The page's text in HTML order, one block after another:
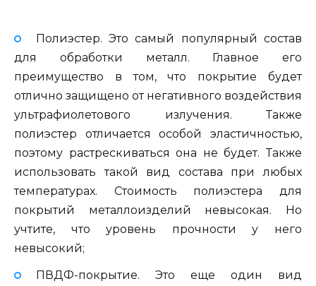
Полиэстер. Это самый популярный состав
для обработки металл. Главное его
преимущество в том, что покрытие будет
отлично защищено от негативного воздействия
ультрафиолетового излучения. Также
полиэстер отличается особой эластичностью,
поэтому растрескиваться она не будет. Также
использовать такой вид состава при любых
температурах. Стоимость полиэстера для
покрытий металлоизделий невысокая. Но
учтите, что уровень прочности у него
невысокий;
ПВДФ-покрытие. Это еще один вид